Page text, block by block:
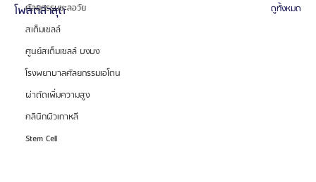
ศัลยกรรมชะลอวัย
สเต็มเซลล์
ศูนย์สเต็มเซลล์ บงบง
โรงพยาบาลศัลยกรรมเอโตน
ผ่าตัดเพิ่มความสูง
คลินิกผิวเกาหลี
Stem Cell
โพสต์ล่าสุด ดูทั้งหมด